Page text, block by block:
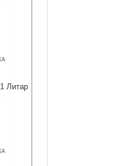
Литар